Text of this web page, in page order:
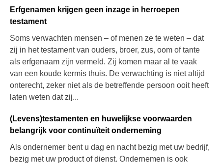
Erfgenamen krijgen geen inzage in herroepen
testament
Soms verwachten mensen – of menen ze te weten – dat
zij in het testament van ouders, broer, zus, oom of tante
als erfgenaam zijn vermeld. Zij komen maar al te vaak
van een koude kermis thuis. De verwachting is niet altijd
onterecht, zeker niet als de betreffende persoon ooit heeft
laten weten dat zij...
(Levens)testamenten en huwelijkse voorwaarden
belangrijk voor continuïteit onderneming
Als ondernemer bent u dag en nacht bezig met uw bedrijf,
bezig met uw product of dienst. Ondernemen is ook